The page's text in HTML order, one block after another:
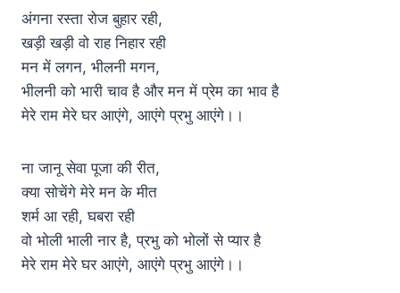
अंगना रस्ता रोज बुहार रही,
खड़ी खड़ी वो राह निहार रही
मन में लगन, भीलनी मगन,
भीलनी को भारी चाव है और मन में प्रेम का भाव है
मेरे राम मेरे घर आएंगे, आएंगे प्रभु आएंगे।।
ना जानू सेवा पूजा की रीत,
क्या सोचेंगे मेरे मन के मीत
शर्म आ रही, घबरा रही
वो भोली भाली नार है, प्रभु को भोलों से प्यार है
मेरे राम मेरे घर आएंगे, आएंगे प्रभु आएंगे।।